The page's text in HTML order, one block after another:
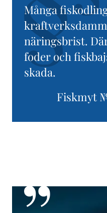
Många
näringsbrist.
foder och
skada.
Fiskmyt